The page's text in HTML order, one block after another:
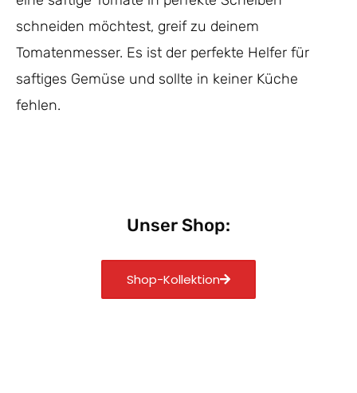
schneiden möchtest, greif zu deinem
Tomatenmesser. Es ist der perfekte Helfer für
saftiges Gemüse und sollte in keiner Küche
fehlen.
Unser Shop:
Shop-Kollektion